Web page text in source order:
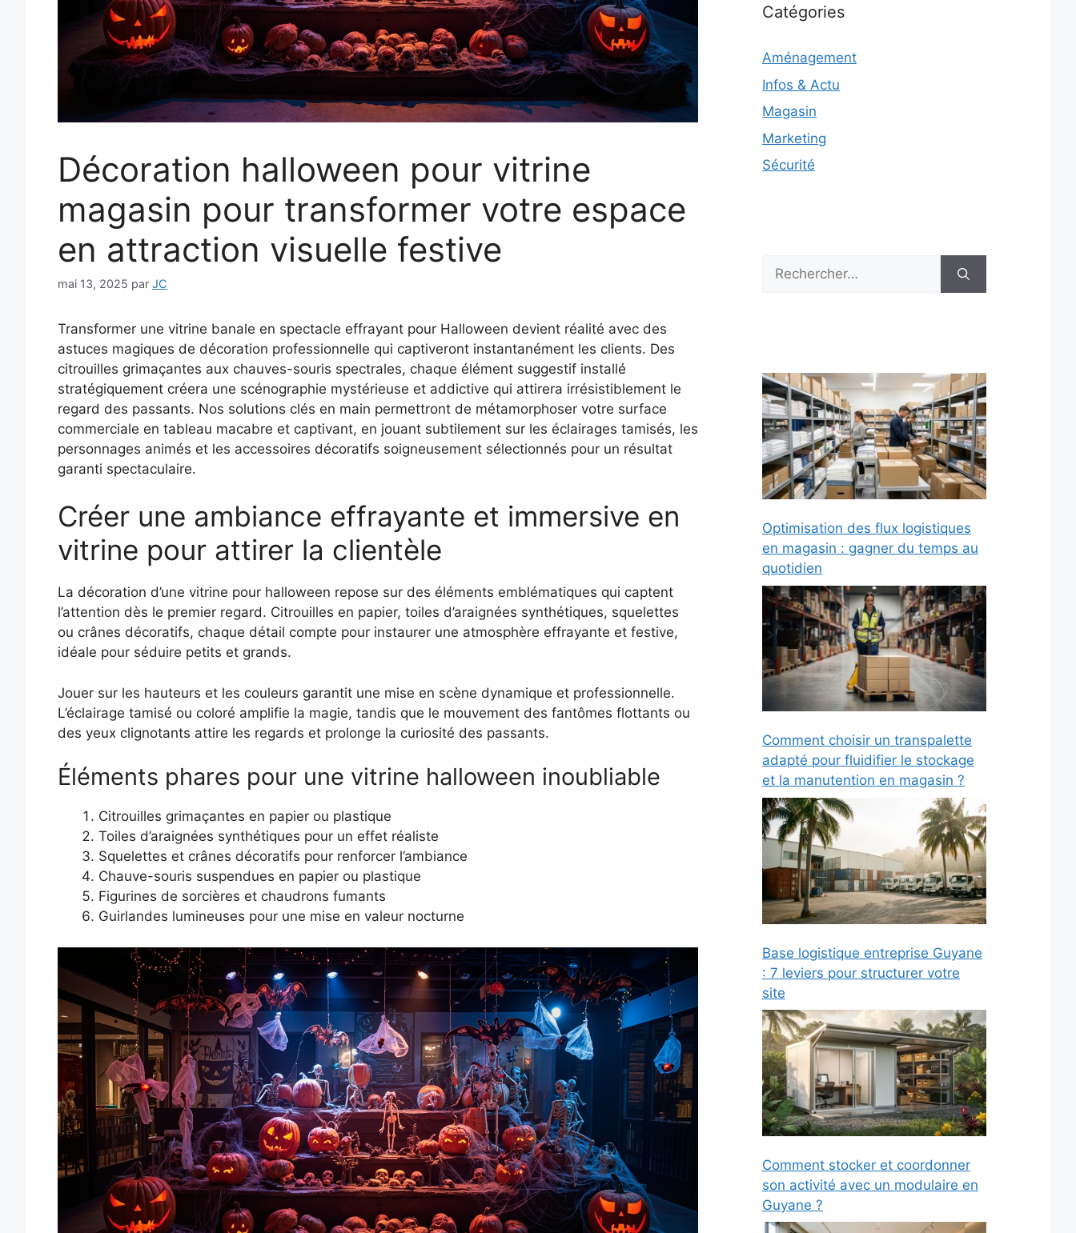
Décoration halloween pour vitrine
magasin pour transformer votre espace
en attraction visuelle festive
mai 13, 2025 par JC
Transformer une vitrine banale en spectacle effrayant pour Halloween devient réalité avec des
astuces magiques de décoration professionnelle qui captiveront instantanément les clients. Des
citrouilles grimaçantes aux chauves-souris spectrales, chaque élément suggestif installé
stratégiquement créera une scénographie mystérieuse et addictive qui attirera irrésistiblement le
regard des passants. Nos solutions clés en main permettront de métamorphoser votre surface
commerciale en tableau macabre et captivant, en jouant subtilement sur les éclairages tamisés, les
personnages animés et les accessoires décoratifs soigneusement sélectionnés pour un résultat
garanti spectaculaire.
Créer une ambiance effrayante et immersive en
vitrine pour attirer la clientèle
La décoration d’une vitrine pour halloween repose sur des éléments emblématiques qui captent
l’attention dès le premier regard. Citrouilles en papier, toiles d’araignées synthétiques, squelettes
ou crânes décoratifs, chaque détail compte pour instaurer une atmosphère effrayante et festive,
idéale pour séduire petits et grands.
Jouer sur les hauteurs et les couleurs garantit une mise en scène dynamique et professionnelle.
L’éclairage tamisé ou coloré amplifie la magie, tandis que le mouvement des fantômes flottants ou
des yeux clignotants attire les regards et prolonge la curiosité des passants.
Éléments phares pour une vitrine halloween inoubliable
Citrouilles grimaçantes en papier ou plastique
Toiles d’araignées synthétiques pour un effet réaliste
Squelettes et crânes décoratifs pour renforcer l’ambiance
Chauve-souris suspendues en papier ou plastique
Figurines de sorcières et chaudrons fumants
Guirlandes lumineuses pour une mise en valeur nocturne
Catégories
Aménagement
Infos & Actu
Magasin
Marketing
Sécurité
Rechercher :
Optimisation des flux logistiques
en magasin : gagner du temps au
quotidien
Comment choisir un transpalette
adapté pour fluidifier le stockage
et la manutention en magasin ?
Base logistique entreprise Guyane
: 7 leviers pour structurer votre
site
Comment stocker et coordonner
son activité avec un modulaire en
Guyane ?